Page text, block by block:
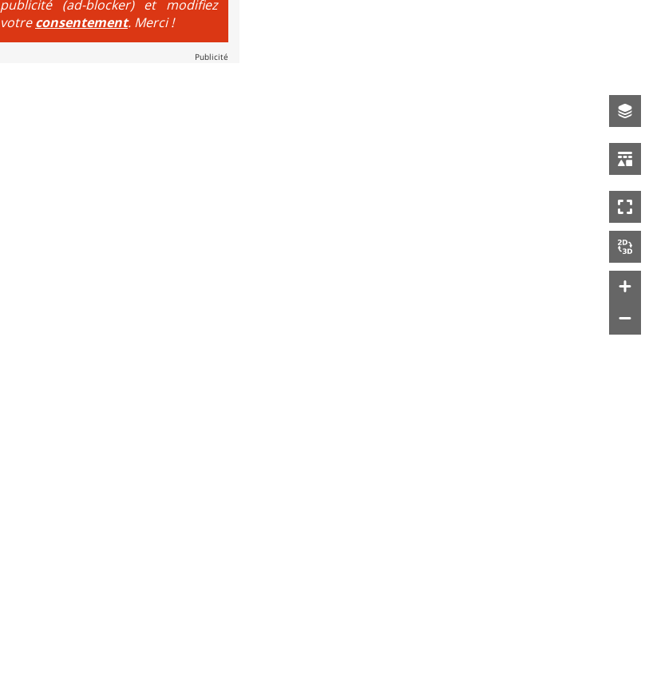
publicité (ad-blocker) et modifiez
votreconsentement. Merci !